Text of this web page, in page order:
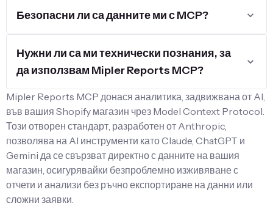
Безопасни ли са данните ми с MCP?
Нужни ли са ми технически познания, за
да използвам Mipler Reports MCP?
Mipler Reports MCP донася аналитика, задвижвана от AI,
във вашия Shopify магазин чрез Model Context Protocol.
Този отворен стандарт, разработен от Anthropic,
позволява на AI инструменти като Claude, ChatGPT и
Gemini да се свързват директно с данните на вашия
магазин, осигурявайки безпроблемно изживяване с
отчети и анализи без ръчно експортиране на данни или
сложни заявки.